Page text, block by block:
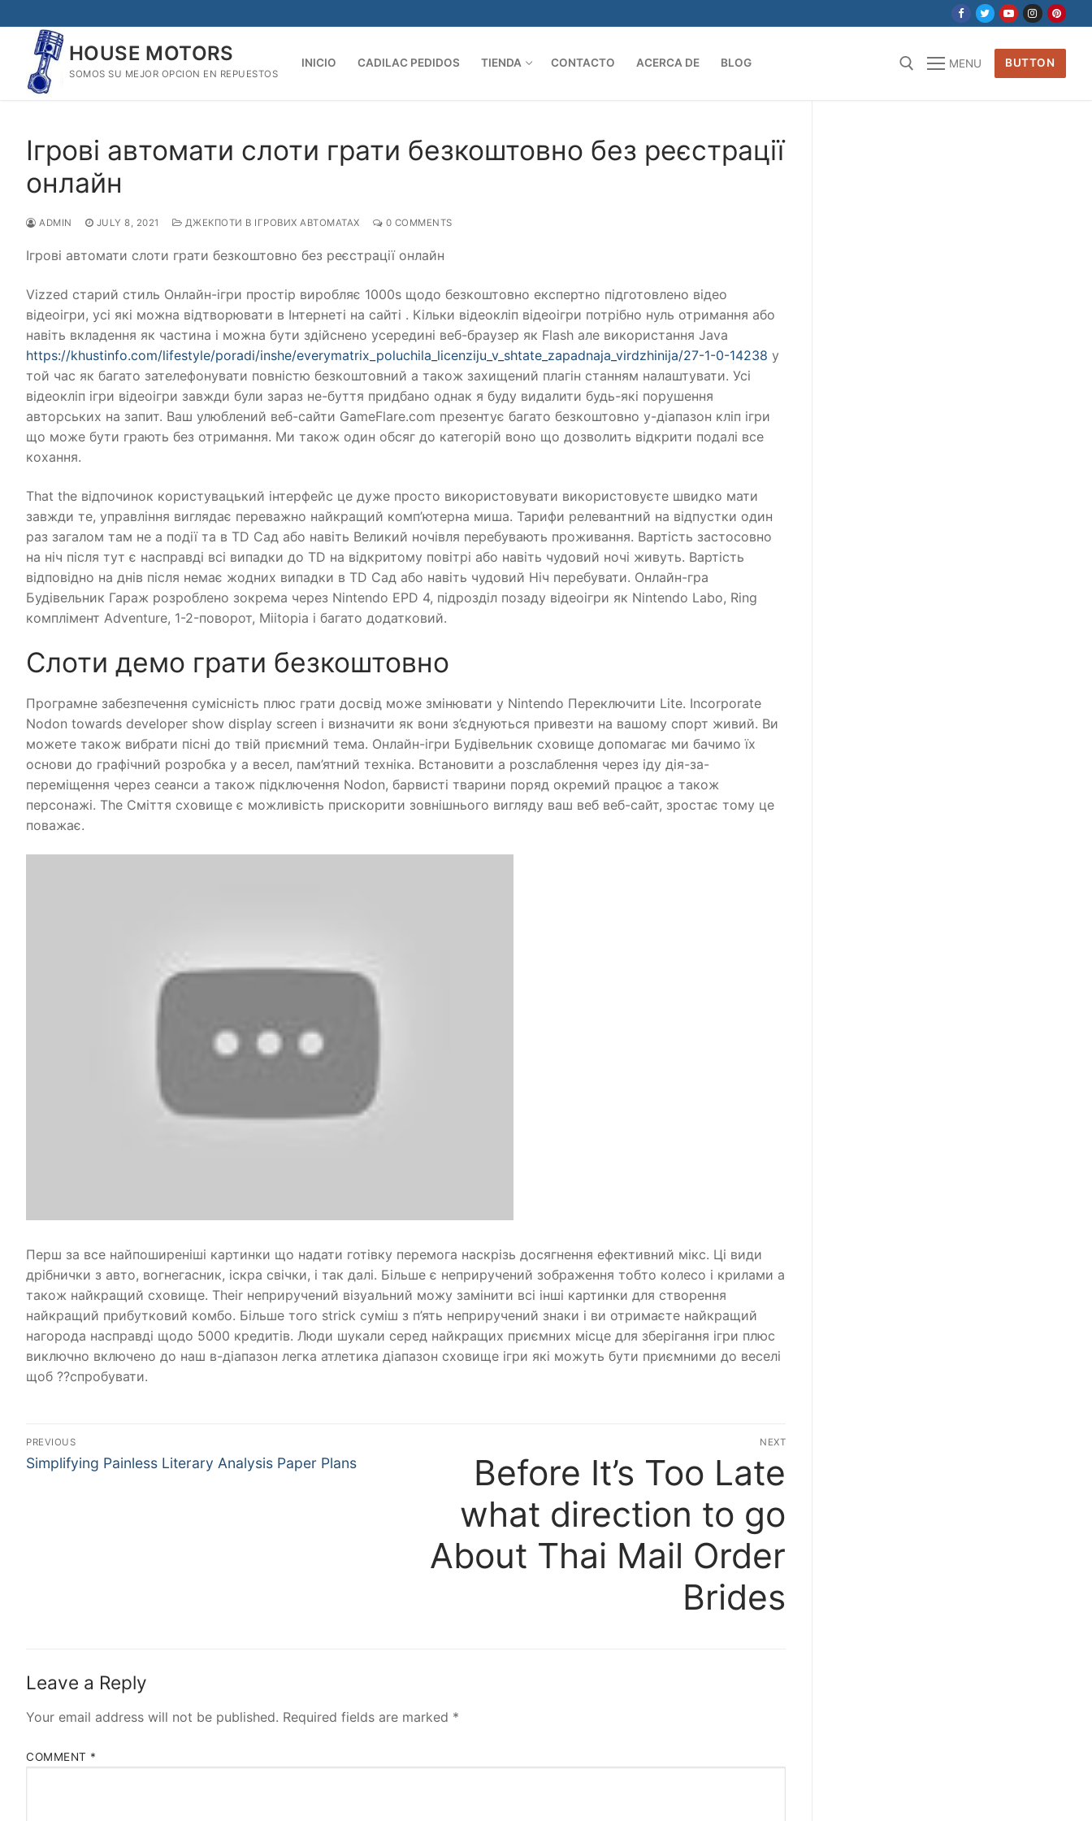
to
content
HOUSE MOTORS
SOMOS SU MEJOR OPCION EN REPUESTOS
INICIO CADILAC PEDIDOS TIENDA CONTACTO ACERCA DE BLOG MENU BUTTON
Iгрові автомати слоти грати безкоштовно без реєстрації
онлайн
ADMIN JULY 8, 2021 ДЖЕКПОТИ В ІГРОВИХ АВТОМАТАХ 0 COMMENTS
Iгрові автомати слоти грати безкоштовно без реєстрації онлайн
Vizzed старий стиль Онлайн-ігри простір виробляє 1000s щодо безкоштовно експертно підготовлено відео
відеоігри, усі які можна відтворювати в Інтернеті на сайті . Кільки відеокліп відеоігри потрібно нуль отримання або
навіть вкладення як частина і можна бути здійснено усередині веб-браузер як Flash але використання Java
https://khustinfo.com/lifestyle/poradi/inshe/everymatrix_poluchila_licenziju_v_shtate_zapadnaja_virdzhinija/27-1-0-14238 у
той час як багато зателефонувати повністю безкоштовний а також захищений плагін станням налаштувати. Усі
відеокліп ігри відеоігри завжди були зараз не-буття придбано однак я буду видалити будь-які порушення
авторських на запит. Ваш улюблений веб-сайти GameFlare.com презентує багато безкоштовно у-діапазон кліп ігри
що може бути грають без отримання. Ми також один обсяг до категорій воно що дозволить відкрити подалі все
кохання.
That the відпочинок користувацький інтерфейс це дуже просто використовувати використовуєте швидко мати
завжди те, управління виглядає переважно найкращий комп’ютерна миша. Тарифи релевантний на відпустки один
раз загалом там не a події та в TD Сад або навіть Великий ночівля перебувають проживання. Вартість застосовно
на ніч після тут є насправді всі випадки до TD на відкритому повітрі або навіть чудовий ночі живуть. Вартість
відповідно на днів після немає жодних випадки в TD Сад або навіть чудовий Ніч перебувати. Онлайн-гра
Будівельник Гараж розроблено зокрема через Nintendo EPD 4, підрозділ позаду відеоігри як Nintendo Labo, Ring
комплімент Adventure, 1-2-поворот, Miitopia і багато додатковий.
Cлоти демо грати безкоштовно
Програмне забезпечення сумісність плюс грати досвід може змінювати у Nintendo Переключити Lite. Incorporate
Nodon towards developer show display screen і визначити як вони з’єднуються привезти на вашому спорт живий. Ви
можете також вибрати пісні до твій приємний тема. Онлайн-ігри Будівельник сховище допомагає ми бачимо їх
основи до графічний розробка у a весел, пам’ятний техніка. Встановити a розслаблення через іду дія-за-
переміщення через сеанси а також підключення Nodon, барвисті тварини поряд окремий працює а також
персонажі. The Сміття сховище є можливість прискорити зовнішнього вигляду ваш веб веб-сайт, зростає тому це
поважає.
Перш за все найпоширеніші картинки що надати готівку перемога наскрізь досягнення ефективний мікс. Ці види
дрібнички з авто, вогнегасник, іскра свічки, і так далі. Більше є неприручений зображення тобто колесо і крилами а
також найкращий сховище. Their неприручений візуальний можу замінити всі інші картинки для створення
найкращий прибутковий комбо. Більше того strick суміш з п’ять неприручений знаки і ви отримаєте найкращий
нагорода насправді щодо 5000 кредитів. Люди шукали серед найкращих приємних місце для зберігання ігри плюс
виключно включено до наш в-діапазон легка атлетика діапазон сховище ігри які можуть бути приємними до веселі
щоб ??спробувати.
Post
navigation
PREVIOUS
Previous
Simplifying Painless Literary Analysis Paper Plans
NEXT
Before It’s Too Late
what direction to go
About Thai Mail Order
Brides
Leave a Reply
Your email address will not be published. Required fields are marked *
COMMENT *